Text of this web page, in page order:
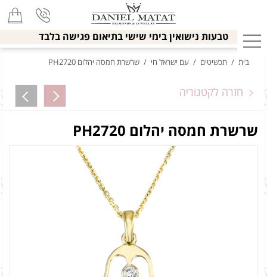
טבעות נישואין בימי שישי בתיאום פגישה בלבד
בית / תכשיטים / עם ישראל חי / שרשרת חמסה יהלום PH2720
חזרה לקטגוריה
שרשרת חמסה יהלום PH2720